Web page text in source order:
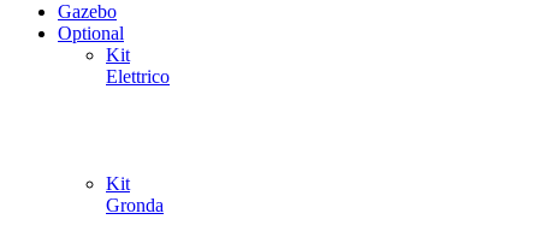
Gazebo
Optional
Kit
Elettrico
Kit
Gronda